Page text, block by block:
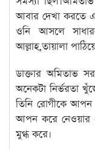
আবার দেখা করতে
ওনি আসলে
আল্লাহ,তায়ালা
ডাক্তার অমিতাভ
অনেকটা নির্ভরতা
তিনি রোগীকে আপন
আপন করে নেওয়ার
মুগ্ধ করে।